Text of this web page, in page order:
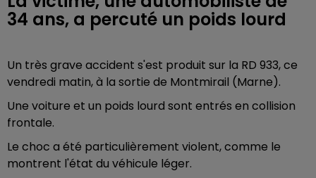
34 ans, a percuté un poids lourd
Un très grave accident s'est produit sur la RD 933, ce
vendredi matin, à la sortie de Montmirail (Marne).
Une voiture et un poids lourd sont entrés en collision
frontale.
Le choc a été particulièrement violent, comme le
montrent l'état du véhicule léger.